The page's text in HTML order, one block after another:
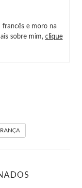
francês e moro na
sobre mim, clique